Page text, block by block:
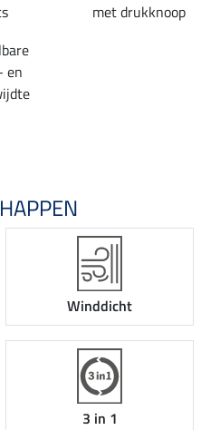
met drukknoop
en
Winddicht
3 in 1